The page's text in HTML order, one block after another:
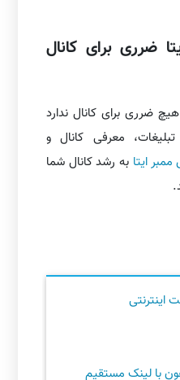
ضرری برای کانال
هیچ ضرری برای کانال ندارد
معرفی کانال و
ایتا به رشد کانال شما
اینترنتی
با لینک مستقیم